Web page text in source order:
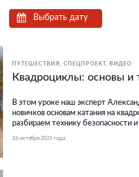
Выбрать дату
ПУТЕШЕСТВИЯ СПЕЦПРОЕКТ ВИДЕО
Квадроциклы: основы и
В этом уроке наш эксперт
новичков основам катания на
разбираем технику безопасности
26 октября 2021 года